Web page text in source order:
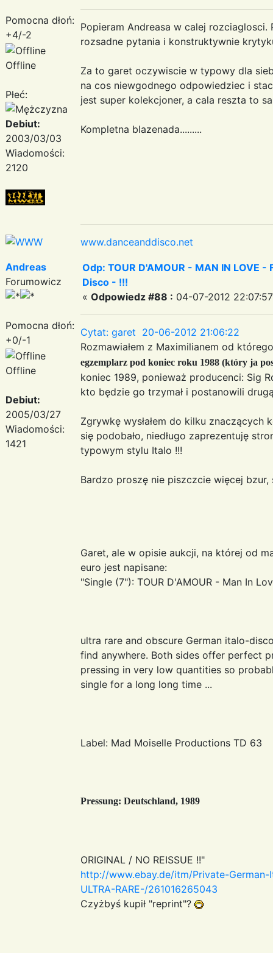
Pomocna dłoń:
+4/-2
Offline
Płeć:
Debiut:
2003/03/03
Wiadomości:
2120
Popieram Andreasa w calej
rozsadne pytania i konstruktywnie
Za to garet oczywiscie w typowy dla
na cos niewgodnego odpowiedziec i
jest super kolekcjoner, a cala reszta to
Kompletna blazenada.........
www.danceanddisco.net
Andreas
Forumowicz
Pomocna dłoń:
+0/-1
Offline
Debiut:
2005/03/27
Wiadomości:
1421
Odp: TOUR D'AMOUR - MAN IN LOVE
Disco - !!!
« Odpowiedz #88 : 04-07-2012
Cytat: garet 20-06-2012 21:06:22
Rozmawiałem z Maximilianem od
egzemplarz pod koniec roku 1988 (który ja
koniec 1989, ponieważ producenci: Sig
kto będzie go trzymał i postanowili
Zgrywkę wysłałem do kilku
się podobało, niedługo zaprezentuję
typowym stylu Italo !!!
Bardzo proszę nie piszczcie więcej
Garet, ale w opisie aukcji, na której od
euro jest napisane:
"Single (7"): TOUR D'AMOUR - Man In
ultra rare and obscure German italo-
find anywhere. Both sides offer perfect
pressing in very low quantities so
single for a long long time ...
Label: Mad Moiselle Productions TD 63
Pressung: Deutschland, 1989
ORIGINAL / NO REISSUE !!"
http://www.ebay.de/itm/Private-
ULTRA-RARE-/261016265043
Czyżbyś kupił "reprint"?